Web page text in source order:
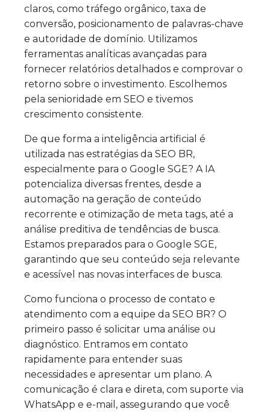
claros, como tráfego orgânico, taxa de
conversão, posicionamento de palavras-chave
e autoridade de domínio. Utilizamos
ferramentas analíticas avançadas para
fornecer relatórios detalhados e comprovar o
retorno sobre o investimento. Escolhemos
pela senioridade em SEO e tivemos
crescimento consistente.
De que forma a inteligência artificial é
utilizada nas estratégias da SEO BR,
especialmente para o Google SGE? A IA
potencializa diversas frentes, desde a
automação na geração de conteúdo
recorrente e otimização de meta tags, até a
análise preditiva de tendências de busca.
Estamos preparados para o Google SGE,
garantindo que seu conteúdo seja relevante
e acessível nas novas interfaces de busca.
Como funciona o processo de contato e
atendimento com a equipe da SEO BR? O
primeiro passo é solicitar uma análise ou
diagnóstico. Entramos em contato
rapidamente para entender suas
necessidades e apresentar um plano. A
comunicação é clara e direta, com suporte via
WhatsApp e e-mail, assegurando que você